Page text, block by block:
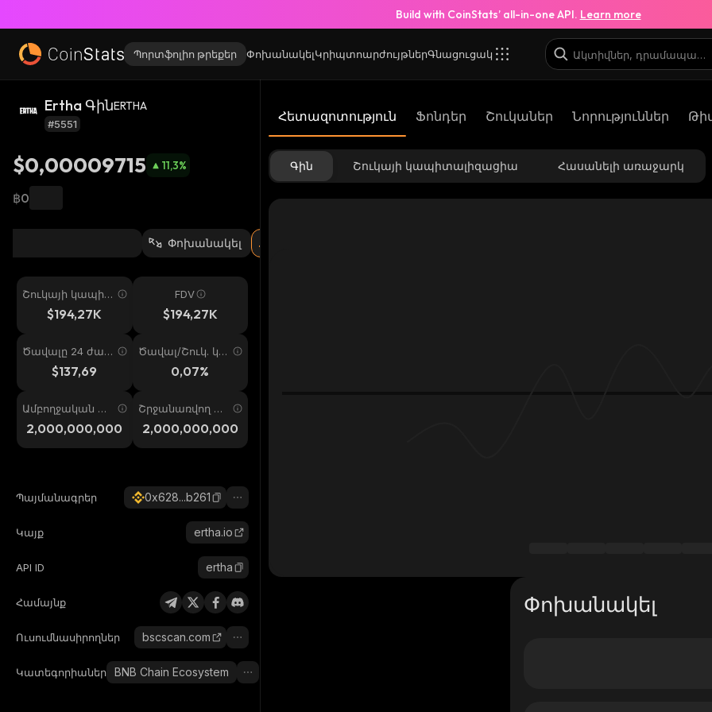
Build with CoinStats’ all-in-one API. Learn more
Պորտֆոլիո թրեքեր ՓոխանակելԿրիպտոարժույթներԳնացուցակ
Ertha ԳինERTHA
#5551
$0,00009715 11,3%
฿0
Փոխանակել
Շուկայի կապիտ
ալիզացիա
$194,27K
FDV
$194,27K
Ծավալը 24 ժամ
$137,69
Ծավալ/Շուկ. կա
պ. 24ժ0,07%
Ամբողջական առ
աջարկ
2,000,000,000
Շրջանառվող առ
աջարկ
2,000,000,000
Պայմանագրեր 0x628...b261
Կայք ertha.io
API ID ertha
Համայնք
Ուսումնասիրողներ bscscan.com
Կատեգորիաներ BNB Chain Ecosystem
Հետազոտություն Ֆոնդեր Շուկաներ Նորություններ
Գին Շուկայի կապիտալիզացիա Հասանելի առաջարկ
Փոխանակել